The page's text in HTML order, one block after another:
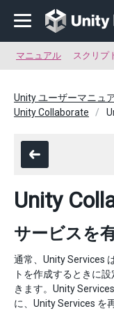
マニュアル スクリプ
Unity ユーザーマニュ
Unity Collaborate
Unity
サービスを
通常、Unity Services
トを作成するときに
きます。Unity
に、Unity Services を